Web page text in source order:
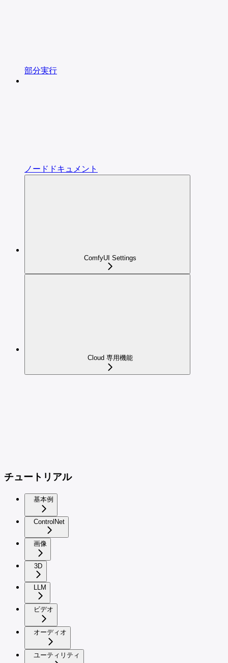
部分実行
ノードドキュメント
ComfyUI Settings
Cloud 専用機能
チュートリアル
基本例
ControlNet
画像
3D
LLM
ビデオ
オーディオ
ユーティリティ